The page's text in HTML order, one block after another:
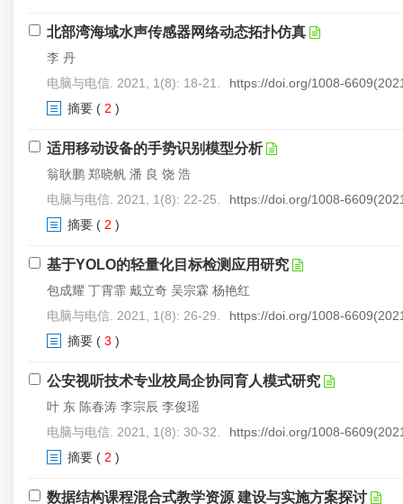
北部湾海域水声传感器网络动态拓扑仿真
李 丹
电脑与电信. 2021, 1(8): 18-21.
https://doi.org/1008-
摘要 ( 2 )
适用移动设备的手势识别模型分析
翁耿鹏 郑晓帆 潘 良 饶 浩
电脑与电信. 2021, 1(8): 22-25.
https://doi.org/1008-
摘要 ( 2 )
基于YOLO的轻量化目标检测应用研究
包成耀 丁霄霏 戴立奇 吴宗霖 杨艳红
电脑与电信. 2021, 1(8): 26-29.
https://doi.org/1008-
摘要 ( 3 )
公安视听技术专业校局企协同育人模式研究
叶 东 陈春涛 李宗辰 李俊瑶
电脑与电信. 2021, 1(8): 30-32.
https://doi.org/1008-
摘要 ( 2 )
数据结构课程混合式教学资源 建设与实施方案探讨